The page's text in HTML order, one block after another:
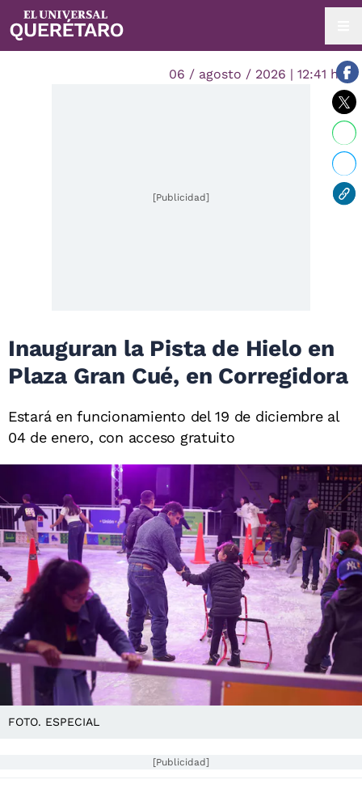
06 / agosto / 2026 | 12:41 hrs.
[Publicidad]
Inauguran la Pista de Hielo en
Plaza Gran Cué, en Corregidora
Estará en funcionamiento del 19 de diciembre al
04 de enero, con acceso gratuito
FOTO. ESPECIAL
[Publicidad]